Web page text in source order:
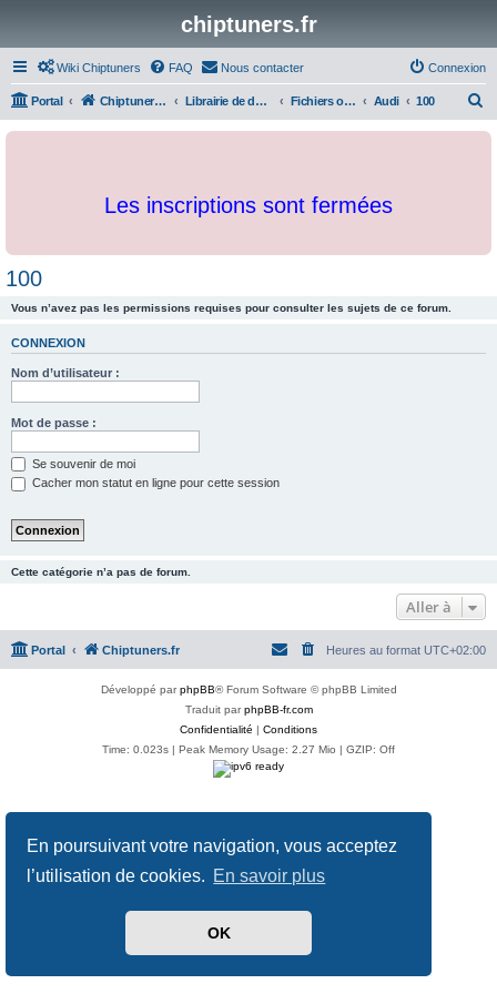
En poursuivant votre navigation, vous acceptez
l’utilisation de cookies. En savoir plus
OK
chiptuners.fr
Wiki Chiptuners FAQ Nous contacter Connexion
Portal Chiptuners.fr Librairie de documents et originaux Fichiers originaux Audi 100
c
Les inscriptions sont fermées
100
Vous n’avez pas les permissions requises pour consulter les sujets de ce forum.
CONNEXION
Nom d’utilisateur :
Mot de passe :
Se souvenir de moi
Cacher mon statut en ligne pour cette session
Cette catégorie n’a pas de forum.
Aller à
Portal Chiptuners.fr Heures au format UTC+02:00
Développé parphpBB® Forum Software © phpBB Limited
Traduit parphpBB-fr.com
Confidentialité | Conditions
Time: 0.023s | Peak Memory Usage: 2.27 Mio | GZIP: Off